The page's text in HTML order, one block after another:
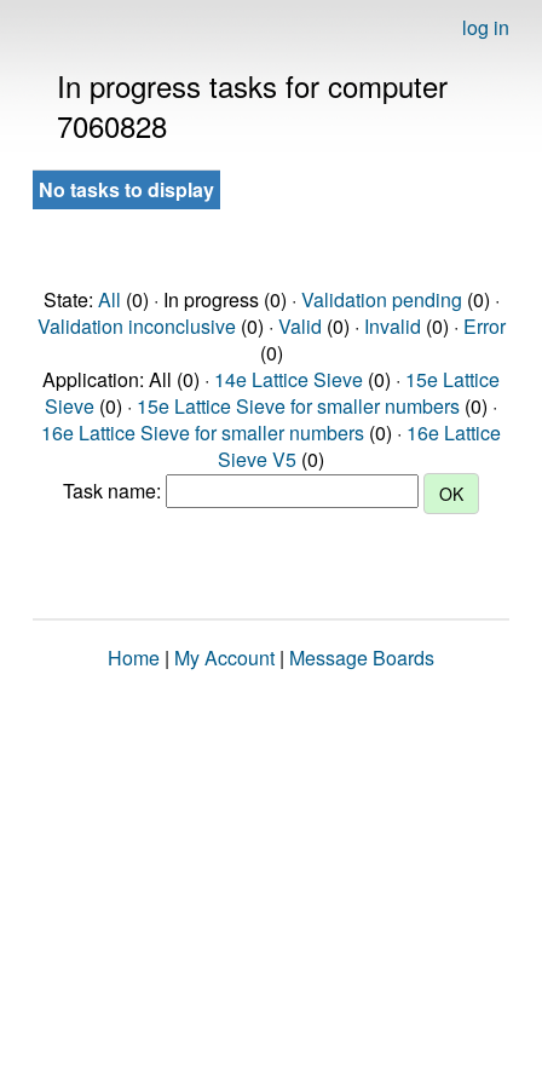
log in
In progress tasks for computer
7060828
No tasks to display
State: All (0) · In progress (0) · Validation pending (0) ·
Validation inconclusive(0) · Valid (0) · Invalid (0) · Error
(0)
Application: All (0) · 14e Lattice Sieve (0) · 15e Lattice
Sieve (0) · 15e Lattice Sieve for smaller numbers (0) ·
16e Lattice Sieve for smaller numbers (0) · 16e Lattice
Sieve V5 (0)
Task name:
Home | My Account | Message Boards